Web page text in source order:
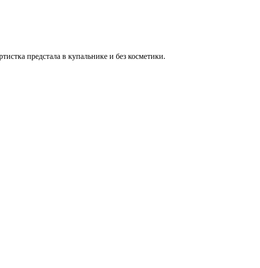
предстала в купальнике и без косметики.